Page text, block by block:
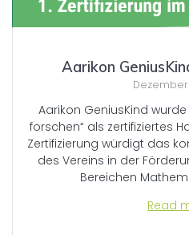
Aarikon
Dezember
Aarikon GeniusKind
forschen“ als zertifiziertes
Zertifizierung würdigt das
des Vereins in der
Bereichen
Read